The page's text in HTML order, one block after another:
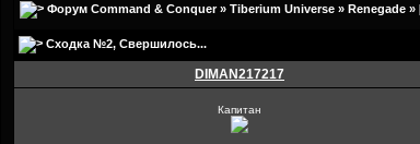
Форум Command & Conquer» Tiberium Universe » Renegade »
Сходка №2, Свершилось...
DIMAN217217
Капитан